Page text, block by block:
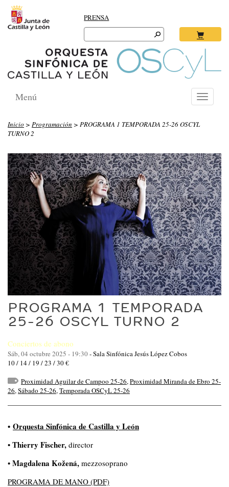
PRENSA
Search
for:
Toggle
Menú
Inicio > Programación > PROGRAMA 1 TEMPORADA 25-26 OSCYL
TURNO 2
PROGRAMA 1 TEMPORADA
25-26 OSCYL TURNO 2
Conciertos de abono
Sáb, 04 octubre 2025 - 19:30-Sala Sinfónica Jesús López Cobos
10 / 14 / 19 / 23 / 30 €
Proximidad Aguilar de Campoo 25-26,Proximidad Miranda de Ebro 25-
26,Sábado 25-26,Temporada OSCyL 25-26
• Orquesta Sinfónica de Castilla y León
• Thierry Fischer, director
• Magdalena Kožená, mezzosoprano
PROGRAMA DE MANO (PDF)